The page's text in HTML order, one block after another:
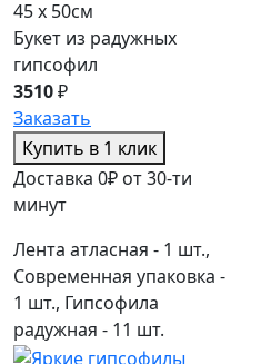
45 x 50см
Букет из радужных
гипсофил
3510₽
Заказать
Купить в 1 клик
Доставка 0₽ от 30-ти
минут
Лента атласная - 1 шт.,
Современная упаковка -
1 шт., Гипсофила
радужная - 11 шт.